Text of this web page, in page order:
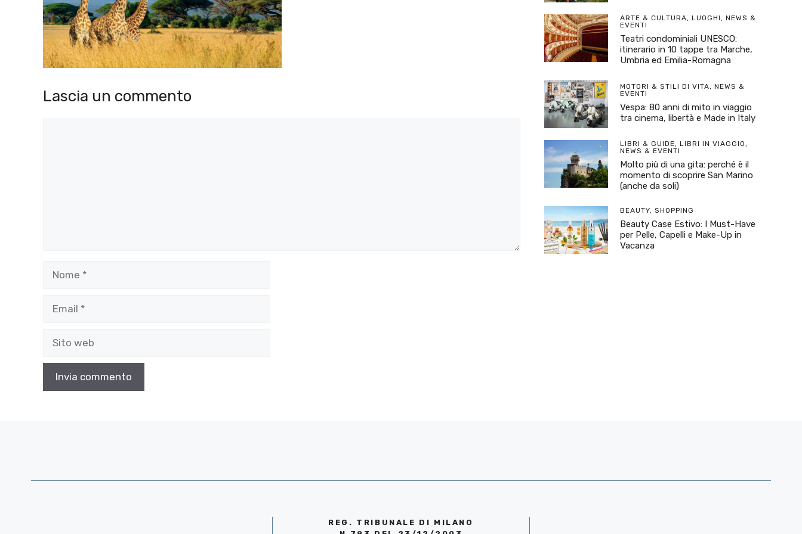
Lascia un commento
ARTE & CULTURA, LUOGHI, NEWS &
EVENTI
Teatri condominiali UNESCO:
itinerario in 10 tappe tra Marche,
Umbria ed Emilia-Romagna
MOTORI & STILI DI VITA, NEWS &
EVENTI
Vespa: 80 anni di mito in viaggio
tra cinema, libertà e Made in Italy
LIBRI & GUIDE, LIBRI IN VIAGGIO,
NEWS & EVENTI
Molto più di una gita: perché è il
momento di scoprire San Marino
(anche da soli)
BEAUTY, SHOPPING
Beauty Case Estivo: I Must-Have
per Pelle, Capelli e Make-Up in
Vacanza
REG. TRIBUNALE DI MILANO